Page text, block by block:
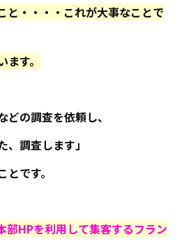
と・・・・これが大事なことで
す。
の調査を依頼し、
調査します」
です。
部HPを利用して集客するフラン